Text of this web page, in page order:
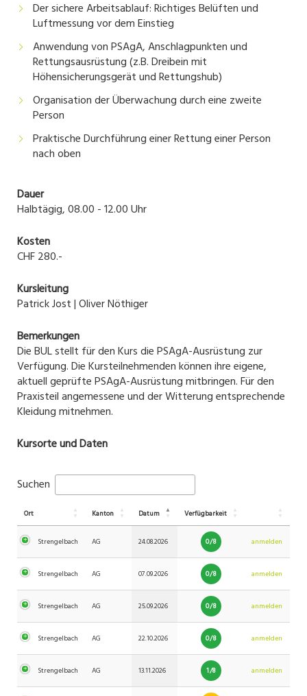
Der sichere Arbeitsablauf: Richtiges Belüften und
Luftmessung vor dem Einstieg
Anwendung von PSAgA, Anschlagpunkten und
Rettungsausrüstung (z.B. Dreibein mit
Höhensicherungsgerät und Rettungshub)
Organisation der Überwachung durch eine zweite
Person
Praktische Durchführung einer Rettung einer Person
nach oben
Dauer
Halbtägig, 08.00 - 12.00 Uhr
Kosten
CHF 280.-
Kursleitung
Patrick Jost | Oliver Nöthiger
Bemerkungen
Die BUL stellt für den Kurs die PSAgA-Ausrüstung zur
Verfügung. Die Kursteilnehmenden können ihre eigene,
aktuell geprüfte PSAgA-Ausrüstung mitbringen. Für den
Praxisteil angemessene und der Witterung entsprechende
Kleidung mitnehmen.
Kursorte und Daten
Suchen
Ort Kanton Datum Verfügbarkeit
Strengelbach AG 24.08.2026 0/8 anmelden
Strengelbach AG 07.09.2026 0/8 anmelden
Strengelbach AG 25.09.2026 0/8 anmelden
Strengelbach AG 22.10.2026 0/8 anmelden
Strengelbach AG 13.11.2026 1/8 anmelden